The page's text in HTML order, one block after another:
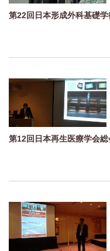
第22回日本形成外科基礎
第12回日本再生医療学会総